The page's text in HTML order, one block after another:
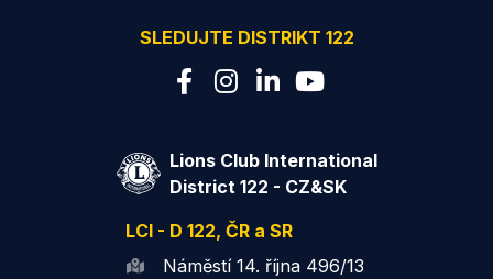
SLEDUJTE DISTRIKT 122
Lions Club International
District 122 - CZ&SK
LCI - D 122, ČR a SR
Náměstí 14. října 496/13